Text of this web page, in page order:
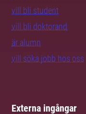
vill bli student
vill bli doktorand
är alumn
vill söka jobb hos oss
Externa ingångar